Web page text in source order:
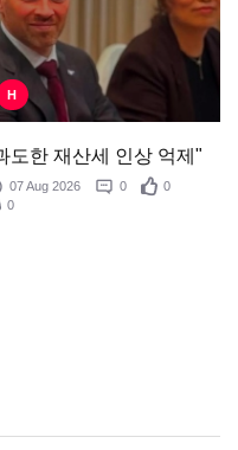
H
도한 재산세 인상 억제"
07 Aug 2026 0
0
0